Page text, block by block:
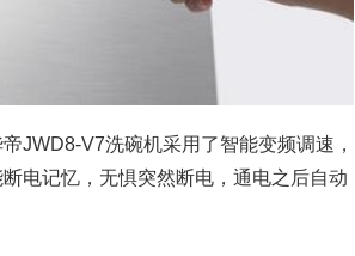
JWD8-V7洗碗机采用了智能变频调速，
电记忆，无惧突然断电，通电之后自动